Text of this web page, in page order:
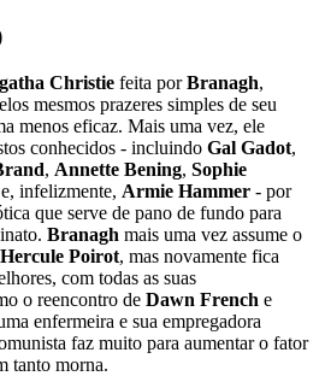
Christie feita porBranagh,
mesmos prazeres simples de seu
menos eficaz. Mais uma vez, ele
conhecidos - incluindo Gal Gadot,
, Annette Bening, Sophie
e, infelizmente, Armie Hammer - por
que serve de pano de fundo para
Branagh mais uma vez assume o
Hercule Poirot, mas novamente fica
com todas as suas
o reencontro de Dawn French e
enfermeira e sua empregadora
faz muito para aumentar o fator
tanto morna.